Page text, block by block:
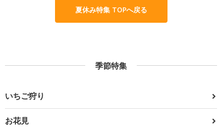
夏休み特集 TOPへ戻る
季節特集
いちご狩り
お花見